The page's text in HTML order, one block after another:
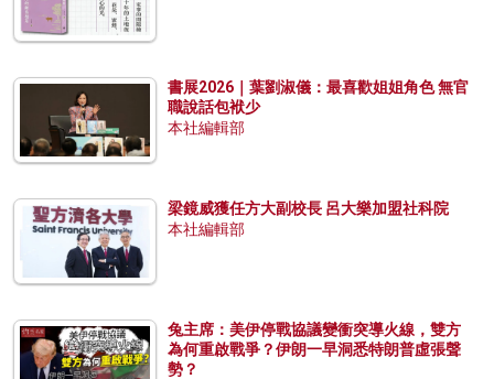
書展2026｜葉劉淑儀：最喜歡姐姐角色 無官
職說話包袱少
本社編輯部
梁鏡威獲任方大副校長 呂大樂加盟社科院
本社編輯部
兔主席：美伊停戰協議變衝突導火線，雙方
為何重啟戰爭？伊朗一早洞悉特朗普虛張聲
勢？